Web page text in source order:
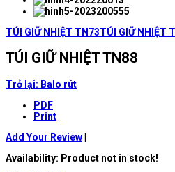
TÚI GIỮ NHIỆT TN73TÚI GIỮ NHIỆT
TÚI GIỮ NHIỆT TN88
Trở lại: Balo rút
PDF
Print
Add Your Review
Availability: Product not in stock!